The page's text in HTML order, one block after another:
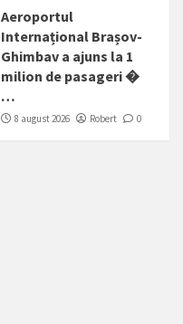
Aeroportul
Internațional Brașov-
Ghimbav a ajuns la 1
milion de pasageri �
…
8 august 2026 Robert 0